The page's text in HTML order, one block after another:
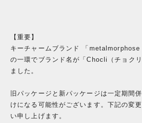
【重要】
キーチャームブランド 「
の一環でブランド名が「Chocli（チョク
ました。
旧パッケージと新パッケージは一定期間
けになる可能性がございます。下記の変
い申し上げます。